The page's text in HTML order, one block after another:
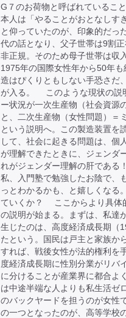
G７のお荷物と呼ばれているこ
本人は「やることがおとなしす
と仰っていたのが、印象的だっ
代の話となり、父子世帯は9割
非正規。そのため母子世帯は収
1975年の国際女性年から50年
造はぴくりともしない手恐さだ
が入る。 このような現状の説
ー状況が一次生産物（社会資源
と、二次生産物（女性問題）＝
という説明へ。この製造装置を
して、社会に起きる問題は、個
が理解できたときに、ジェンダ
れがジェンダー理解の肝である
私、入門塾で勉強したお陰で、
っとわかるかも、と嬉しくなる
ていくか？ ここからより具体
の説明が始まる。まずは、私達
生じたのは、高度経済成長期（
たという。国民は戸主と家族か
すれば、戦後女性が法的権利を
度経済成長期に性別分業がリバ
に分けることが産業界に都合よ
は中途半端な人よりも私生活ゼ
のバックヤードを担うのが女性
の一つとなったのが、高等学校